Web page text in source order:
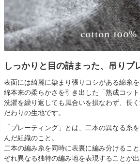
しっかりと目の詰まった、吊りプ
表面には綺麗に染まり張りコシがある綿糸
綿本来の柔らかさを引き出した「熟成コット
洗濯を繰り返しても風合いを損なわず、長
だわりの生地です。
「プレーティング」とは、二本の異なる糸
んだ組織のこと。
二本の編み糸を同時に表裏に編み分けるこ
ぞれ異なる独特の編み地を表現することが出